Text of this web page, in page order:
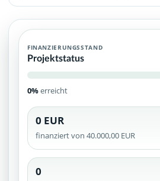
FINANZIERUNGSSTAND
Projektstatus
0%erreicht
0 EUR
finanziert von 40.000,00 EUR
0